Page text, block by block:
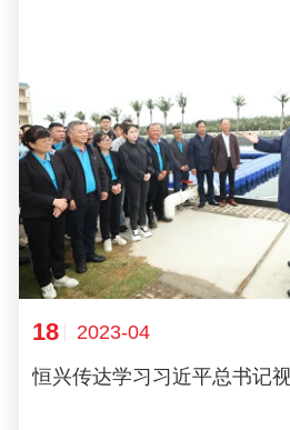
2023-04
18